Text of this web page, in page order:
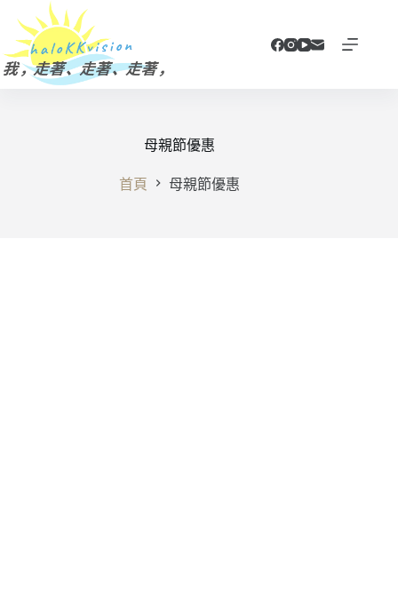
主
要
母親節優惠
首頁 母親節優惠